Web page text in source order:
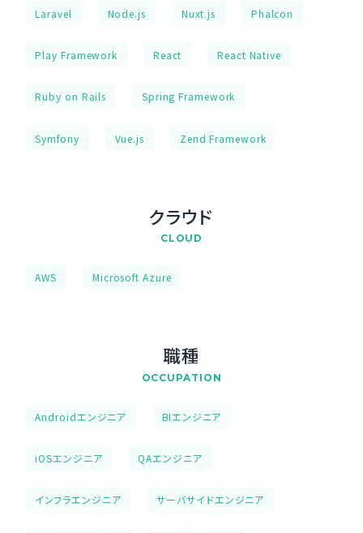
Laravel Node.js Nuxt.js Phalcon
Play Framework React React Native
Ruby on Rails Spring Framework
Symfony Vue.js Zend Framework
クラウド
CLOUD
AWS Microsoft Azure
職種
OCCUPATION
Androidエンジニア BIエンジニア
iOSエンジニア QAエンジニア
インフラエンジニア サーバサイドエンジニア